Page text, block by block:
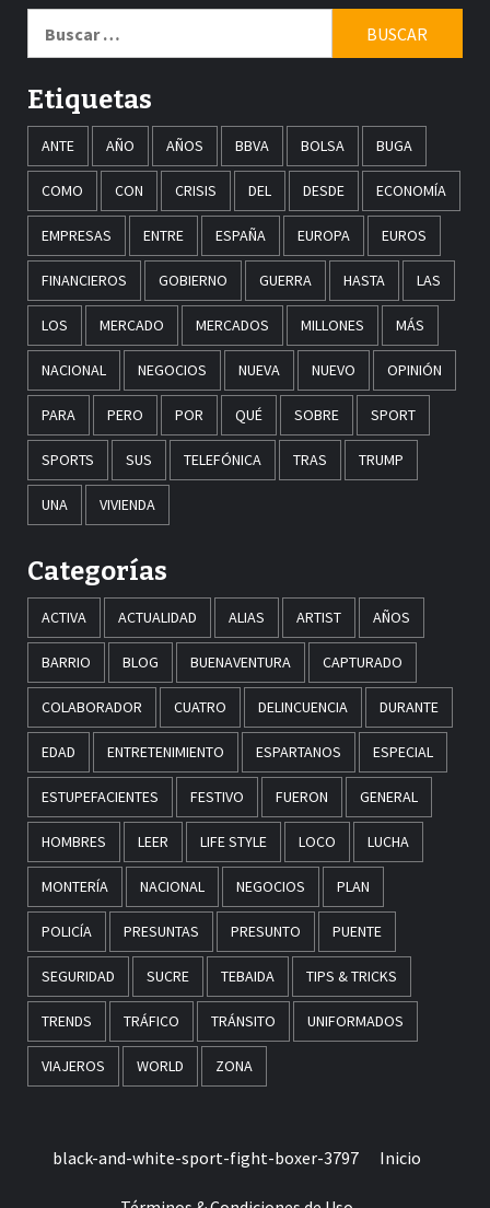
Etiquetas
ANTE AÑO AÑOS BBVA BOLSA BUGA
COMO CON CRISIS DEL DESDE ECONOMÍA
EMPRESAS ENTRE ESPAÑA EUROPA EUROS
FINANCIEROS GOBIERNO GUERRA HASTA LAS
LOS MERCADO MERCADOS MILLONES MÁS
NACIONAL NEGOCIOS NUEVA NUEVO OPINIÓN
PARA PERO POR QUÉ SOBRE SPORT
SPORTS SUS TELEFÓNICA TRAS TRUMP
UNA VIVIENDA
Categorías
ACTIVA ACTUALIDAD ALIAS ARTIST AÑOS
BARRIO BLOG BUENAVENTURA CAPTURADO
COLABORADOR CUATRO DELINCUENCIA DURANTE
EDAD ENTRETENIMIENTO ESPARTANOS ESPECIAL
ESTUPEFACIENTES FESTIVO FUERON GENERAL
HOMBRES LEER LIFE STYLE LOCO LUCHA
MONTERÍA NACIONAL NEGOCIOS PLAN
POLICÍA PRESUNTAS PRESUNTO PUENTE
SEGURIDAD SUCRE TEBAIDA TIPS & TRICKS
TRENDS TRÁFICO TRÁNSITO UNIFORMADOS
VIAJEROS WORLD ZONA
black-and-white-sport-fight-boxer-3797 Inicio